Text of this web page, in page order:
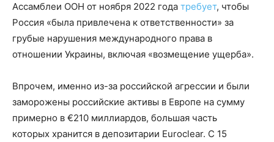
Ассамблеи ООН от ноября 2022 года требует, чтобы
Россия «была привлечена к ответственности» за
грубые нарушения международного права в
отношении Украины, включая «возмещение ущерба».
Впрочем, именно из-за российской агрессии и были
заморожены российские активы в Европе на сумму
примерно в €210 миллиардов, большая часть
которых хранится в депозитарии Euroclear. С 15